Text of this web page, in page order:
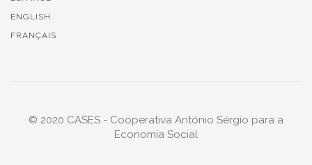
ENGLISH
FRANÇAIS
© 2020 CASES - Cooperativa António Sérgio para a
Economia Social